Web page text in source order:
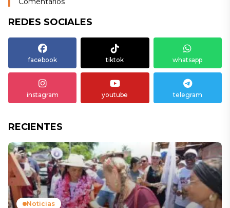
REDES SOCIALES
facebook tiktok whatsapp
instagram youtube telegram
RECIENTES
Noticias